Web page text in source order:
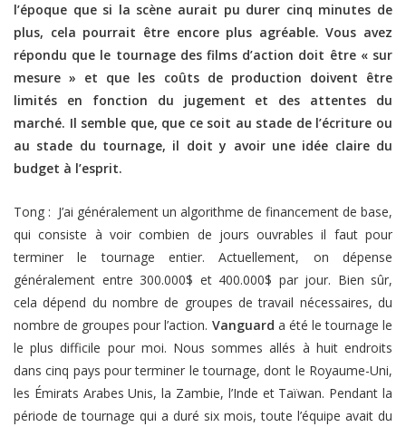
l’époque que si la scène aurait pu durer cinq minutes de
plus, cela pourrait être encore plus agréable. Vous avez
répondu que le tournage des films d’action doit être « sur
mesure » et que les coûts de production doivent être
limités en fonction du jugement et des attentes du
marché. Il semble que, que ce soit au stade de l’écriture ou
au stade du tournage, il doit y avoir une idée claire du
budget à l’esprit.
Tong : J’ai généralement un algorithme de financement de base,
qui consiste à voir combien de jours ouvrables il faut pour
terminer le tournage entier. Actuellement, on dépense
généralement entre 300.000$ et 400.000$ par jour. Bien sûr,
cela dépend du nombre de groupes de travail nécessaires, du
nombre de groupes pour l’action. Vanguard a été le tournage le
le plus difficile pour moi. Nous sommes allés à huit endroits
dans cinq pays pour terminer le tournage, dont le Royaume-Uni,
les Émirats Arabes Unis, la Zambie, l’Inde et Taïwan. Pendant la
période de tournage qui a duré six mois, toute l’équipe avait du